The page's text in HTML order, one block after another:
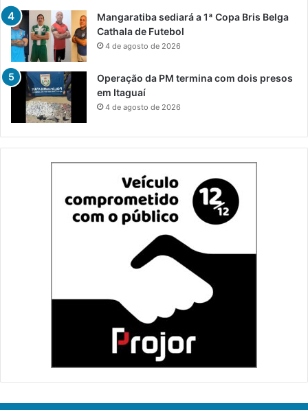
Mangaratiba sediará a 1ª Copa Bris Belga
Cathala de Futebol
4 de agosto de 2026
Operação da PM termina com dois presos
em Itaguaí
4 de agosto de 2026